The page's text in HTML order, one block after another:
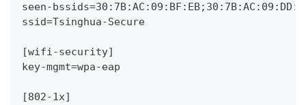
seen-
ssid=Tsinghua-Secure
[wifi-security]
key-mgmt=wpa-eap
[802-1x]